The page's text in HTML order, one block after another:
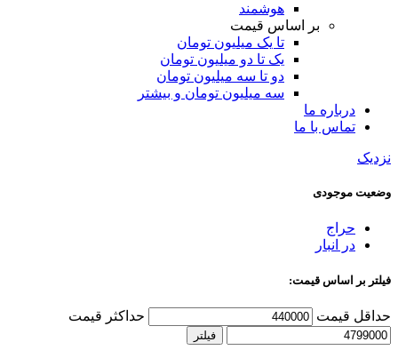
هوشمند
بر اساس قیمت
تا یک میلیون تومان
یک تا دو میلیون تومان
دو تا سه میلیون تومان
سه میلیون تومان و بیشتر
درباره ما
تماس با ما
نزدیک
وضعیت موجودی
حراج
در انبار
فیلتر بر اساس قیمت:
حداقل قیمت حداکثر قیمت
فیلتر